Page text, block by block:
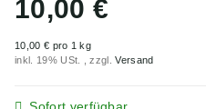
10,00 €
10,00 € pro 1 kg
inkl. 19% USt. , zzgl.Versand
Sofort verfügbar